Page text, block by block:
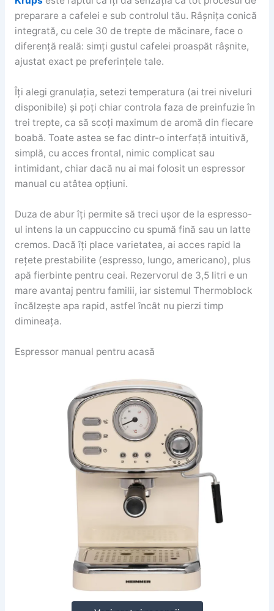
preparare a cafelei e sub controlul tău. Râșnița conică
integrată, cu cele 30 de trepte de măcinare, face o
diferență reală: simți gustul cafelei proaspăt râșnite,
ajustat exact pe preferințele tale.
Îți alegi granulația, setezi temperatura (ai trei niveluri
disponibile) și poți chiar controla faza de preinfuzie în
trei trepte, ca să scoți maximum de aromă din fiecare
boabă. Toate astea se fac dintr-o interfață intuitivă,
simplă, cu acces frontal, nimic complicat sau
intimidant, chiar dacă nu ai mai folosit un espressor
manual cu atâtea opțiuni.
Duza de abur îți permite să treci ușor de la espresso-
ul intens la un cappuccino cu spumă fină sau un latte
cremos. Dacă îți place varietatea, ai acces rapid la
rețete prestabilite (espresso, lungo, americano), plus
apă fierbinte pentru ceai. Rezervorul de 3,5 litri e un
mare avantaj pentru familii, iar sistemul Thermoblock
încălzește apa rapid, astfel încât nu pierzi timp
dimineața.
Espressor manual pentru acasă